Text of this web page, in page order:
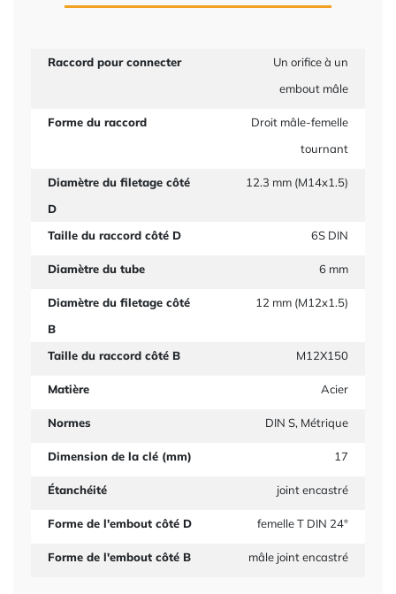
Raccord pour connecter
Un orifice à un
embout mâle
Forme du raccord
Droit mâle-femelle
tournant
Diamètre du filetage côté
D
12.3 mm (M14x1.5)
Taille du raccord côté D 6S DIN
Diamètre du tube 6 mm
Diamètre du filetage côté
B
12 mm (M12x1.5)
Taille du raccord côté B M12X150
Matière Acier
Normes DIN S, Métrique
Dimension de la clé (mm) 17
Étanchéité joint encastré
Forme de l'embout côté D femelle T DIN 24°
Forme de l'embout côté B mâle joint encastré